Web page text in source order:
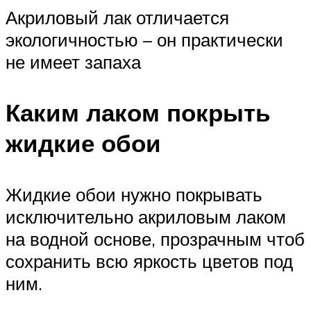
Акриловый лак отличается
экологичностью – он практически
не имеет запаха
Каким лаком покрыть
жидкие обои
Жидкие обои нужно покрывать
исключительно акриловым лаком
на водной основе, прозрачным чтоб
сохранить всю яркость цветов под
ним.